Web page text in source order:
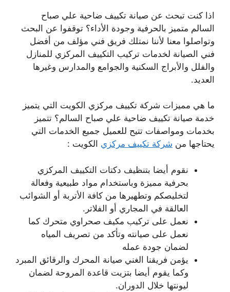
اذا كنت تبحث عن صيانة تكييف ضاحية علي صباح
السالم متميز بالحرفية وجودة الأداء؟ توقفوا عن البحث
وتواصلوا معنا لأننا نمتلك فريق فني مؤلف من أفضل
فني الصيانة لخدمات تركيب التكييف المركزي للمنازل
والفلل والأبراج السكنية والجوامع والمدارس وغيرها
العديد.
ما هي مميزات شركة تكييف مركزي الكويت التي يتميز
خدمة صيانة تكييف ضاحية علي صباح السالم؟ تتميز
بخدمات ومواصفات تتيح للعميل جميع الخدمات التي
يحتاجها من شركة تكييف مركزي الكويت :
نقوم أيضا بتنظيف دكتات التكييف المركزي
بحرفية مميزة وباستخدام مواد طبيعية وفعالة
لتخليصكم وتطهيرها من كافة الأتربة أو الشوائب
العالقة في المجاري أو الفلاتر.
نعمل على تركيب مكيف صحراوي متحرك كما
نعمل على صيانته وتأكد من تصريف المياه
لضمان جودة عمله
يؤمن فريقنا الغني صيانة المحرك والرقائق المبرد
وكما يقوم أيضا بتزيت قاعدة المروحة لضمان
ليونتها خلال الدوران.